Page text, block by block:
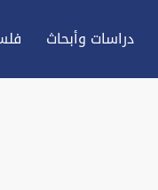
دراسات وأبحاث